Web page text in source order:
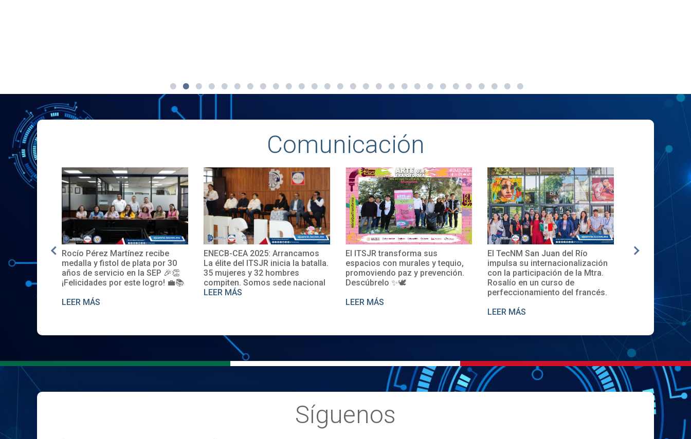
Comunicación
Martínez recibe
y fistol de plata por 30
servicio en la SEP 🎉👏
por este logro! 💼📚
ENECB-CEA 2025: Arrancamos
La élite del ITSJR inicia la batalla.
35 mujeres y 32 hombres
compiten. Somos sede nacional
El ITSJR transforma sus
espacios con murales y tequio,
promoviendo paz y prevención.
Descúbrelo ✨🕊
El TecNM San Juan del Río
impulsa su internacionalización
con la participación de la Mtra.
Rosalío en un curso de
perfeccionamiento del francés.
✨🎓Toma de Protesta del Comité
Local del XXXII ENECB-CEA 2025
en el TecNM San Juan del Río
LEER MÁS
Síguenos